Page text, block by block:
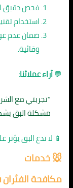
فحص دقيق
استخدام
ضمان عدم
وقائية.
💬آراء عملائنا:
“تجربتي مع
مشكلة البق
📱 لا تدع البق
🐭 خدمات
مكافحة